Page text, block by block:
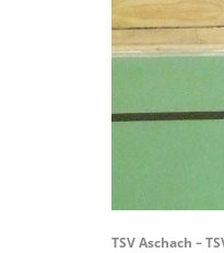
TSV Aschach –